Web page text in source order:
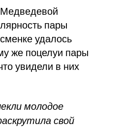
пары
удалось
же поцелуи пары
увидели в них
молодое
свой